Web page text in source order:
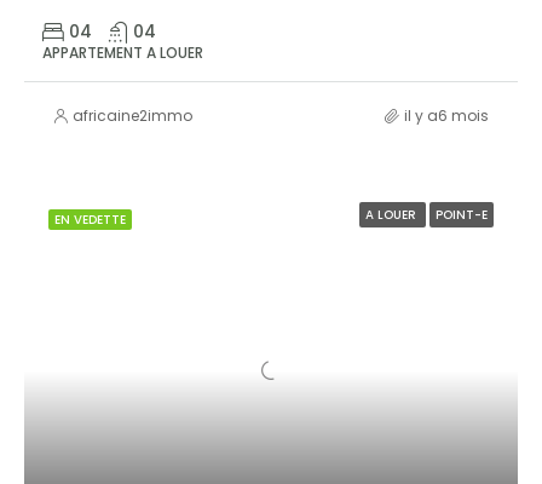
04 04
APPARTEMENT A LOUER
africaine2immo il y a6 mois
EN VEDETTE A LOUER POINT-E